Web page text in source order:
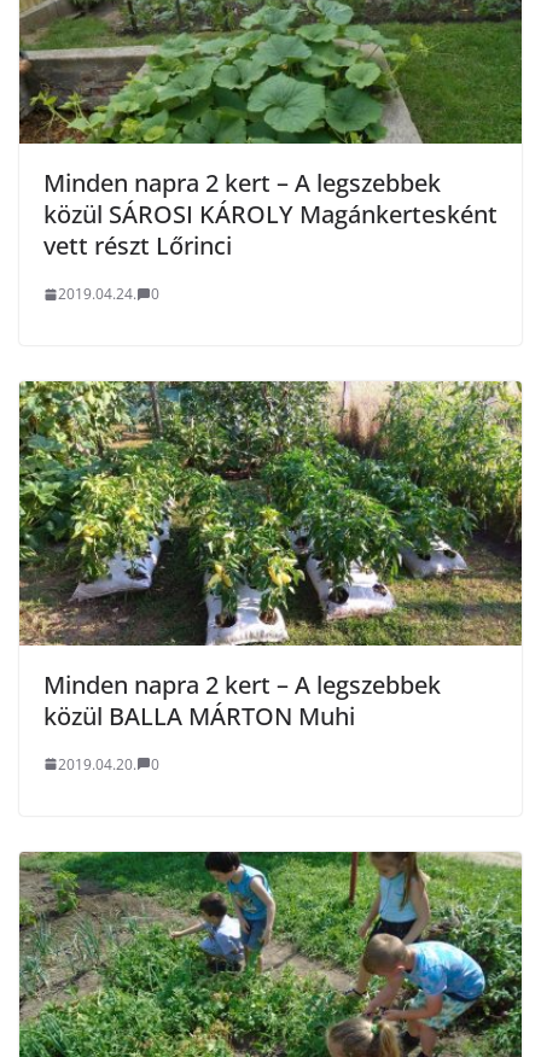
Minden napra 2 kert – A legszebbek
közül SÁROSI KÁROLY Magánkertesként
vett részt Lőrinci
2019.04.24. 0
Minden napra 2 kert – A legszebbek
közül BALLA MÁRTON Muhi
2019.04.20. 0